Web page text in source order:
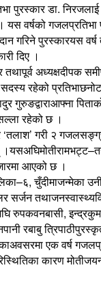
पुरस्कार डा. निरजलाई
यस वर्षको गजलप्रतिभा
गरिने पुरस्कारयस
दिए ।
अध्यक्षदीपक
रहेको
गुरुङद्वाराआफ्ना
रहेको छ ।
‘तलाश’ गरी २
आएको छ ।
चुँदीमाजन्मेका
सर्जन
रुपकवनबासी,
रबाबु
एक वर्ष
कारण